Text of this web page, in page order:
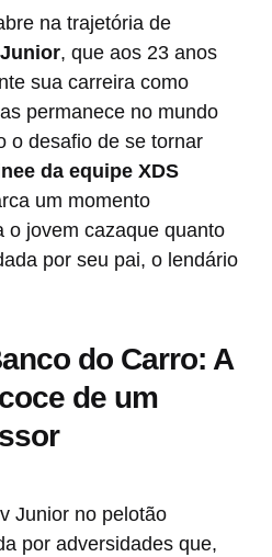
na trajetória de
, que aos 23 anos
sua carreira como
permanece no mundo
o desafio de se tornar
da equipe XDS
um momento
o jovem cazaque quanto
por seu pai, o lendário
do Carro: A
de um
Junior no pelotão
por adversidades que,